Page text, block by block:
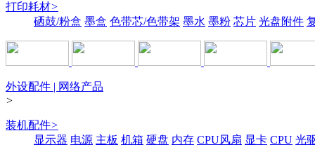
打印耗材>
硒鼓/粉盒 墨盒 色带芯/色带架 墨水 墨粉 芯片 光盘附件
外设配件 | 网络产品
>
装机配件>
显示器 电源 主板 机箱 硬盘 内存 CPU风扇 显卡 CPU 光